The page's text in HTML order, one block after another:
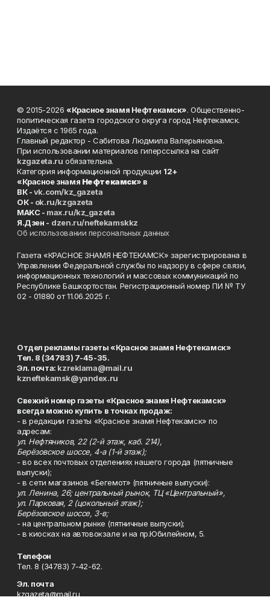
© 2015-2026 «Красное знамя Нефтекамск». Общественно-
политическая газета городского округа город Нефтекамск.
Издаётся с 1965 года.
Главный редактор - Сабитова Людмила Валерьяновна.
При использовании материалов гиперссылка на сайт
kzgazeta.ru обязательна.
Категория информационной продукции 12+
«Красное знамя Нефтекамск» в
ВК -vk.com/kz_gazeta
ОК - ok.ru/kzgazeta
MAKC - max.ru/kz_gazeta
Я.Дзен - dzen.ru/neftekamskkz
Об использовании персональных данных
Газета «КРАСНОЕ ЗНАМЯ НЕФТЕКАМСК» зарегистрирована в
Управлении Федеральной службы по надзору в сфере связи,
информационных технологий и массовых коммуникаций по
Республике Башкортостан. Регистрационный номер ПИ № ТУ
02 - 01880 от 11.06.2025 г.
Отдел рекламы газеты «Красное знамя Нефтекамск»
Тел. 8 (34783) 7-45-35.
Эл. почта: kzreklama@mail.ru
kzneftekamsk@yandex.ru
Свежий номер газеты «Красное знамя Нефтекамск»
всегда можно купить в точках продаж:
- в редакции газеты «Красное знамя Нефтекамск» по
адресам:
ул. Нефтяников, 22 (2-й этаж, каб. 214),
Берёзовское шоссе, 4-а (1-й этаж);
- во всех почтовых отделениях нашего города (пятничные
выпуски);
- в сети магазинов «Бегемот» (пятничные выпуски):
ул. Ленина, 26; центральный рынок, ТЦ «Центральный»,
ул. Парковая, 2 (цокольный этаж);
Берёзовское шоссе, 3-в;
- на центральном рынке (пятничные выпуски);
- в киосках на автовокзале и на пр.Юбилейном, 5.
Телефон
Тел. 8 (34783) 7-42-62.
Эл. почта
kzgazeta@mail.ru